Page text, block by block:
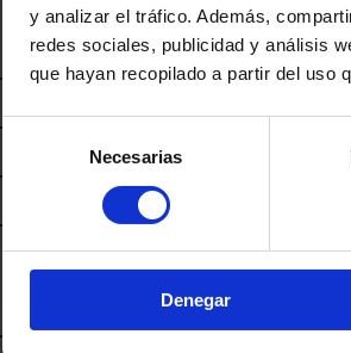
y analizar el tráfico. Además,
redes sociales, publicidad y análisis
que hayan recopilado a partir del uso
Selección
consentimiento
Necesarias
Denegar
MARCA DE CALIDAD
TRATAMIENTO
CRUDA
POR